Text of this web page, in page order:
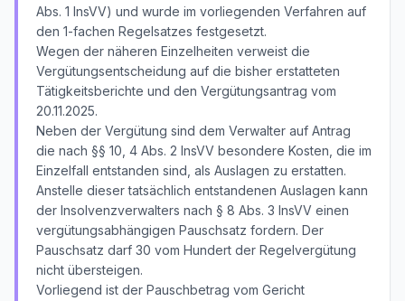
Abs. 1 InsVV) und wurde im vorliegenden Verfahren auf
den 1-fachen Regelsatzes festgesetzt.
Wegen der näheren Einzelheiten verweist die
Vergütungsentscheidung auf die bisher erstatteten
Tätigkeitsberichte und den Vergütungsantrag vom
20.11.2025.
Neben der Vergütung sind dem Verwalter auf Antrag
die nach §§ 10, 4 Abs. 2 InsVV besondere Kosten, die im
Einzelfall entstanden sind, als Auslagen zu erstatten.
Anstelle dieser tatsächlich entstandenen Auslagen kann
der Insolvenzverwalters nach § 8 Abs. 3 InsVV einen
vergütungsabhängigen Pauschsatz fordern. Der
Pauschsatz darf 30 vom Hundert der Regelvergütung
nicht übersteigen.
Vorliegend ist der Pauschbetrag vom Gericht